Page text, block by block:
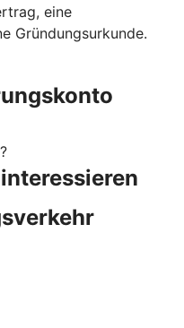
eine
Gründungsurkunde.